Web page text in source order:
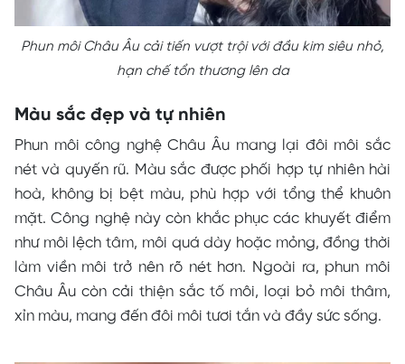
Phun môi Châu Âu cải tiến vượt trội với đầu kim siêu nhỏ,
hạn chế tổn thương lên da
Màu sắc đẹp và tự nhiên
Phun môi công nghệ Châu Âu mang lại đôi môi sắc
nét và quyến rũ. Màu sắc được phối hợp tự nhiên hài
hoà, không bị bệt màu, phù hợp với tổng thể khuôn
mặt. Công nghệ này còn khắc phục các khuyết điểm
như môi lệch tâm, môi quá dày hoặc mỏng, đồng thời
làm viền môi trở nên rõ nét hơn. Ngoài ra, phun môi
Châu Âu còn cải thiện sắc tố môi, loại bỏ môi thâm,
xỉn màu, mang đến đôi môi tươi tắn và đầy sức sống.